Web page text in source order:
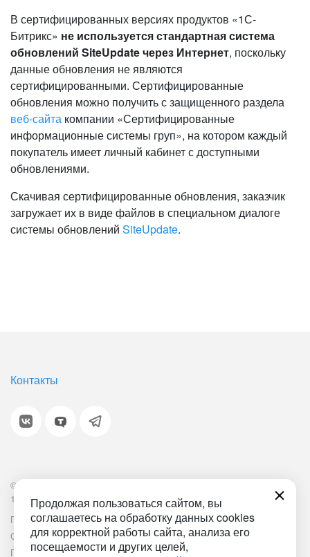
Продолжая пользоваться сайтом, вы
соглашаетесь на обработку данных cookies
для корректной работы сайта, анализа его
посещаемости и других целей,
В сертифицированных версиях продуктов «1С-
Битрикс» не используется стандартная система
обновлений SiteUpdateчерез Интернет, поскольку
данные обновления не являются
сертифицированными. Сертифицированные
обновления можно получить с защищенного раздела
веб-сайта компании «Сертифицированные
информационные системы груп», на котором каждый
покупатель имеет личный кабинет с доступными
обновлениями.
Скачивая сертифицированные обновления, заказчик
загружает их в виде файлов в специальном диалоге
системы обновлений SiteUpdate.
Контакты
© 2001-2026 «Битрикс», «1С-Битрикс». Работает на
1С-Битрикс: Управление сайтом.
Политика обработки персональных данных Наша ИТ-деятельность
Соглашение об использовании сайта Документ СОУТ
План мероприятий по улучшению условий труда